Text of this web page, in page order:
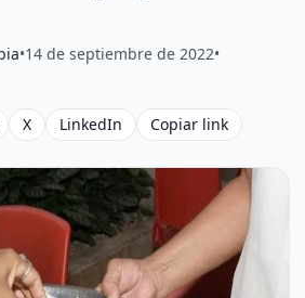
•14 de septiembre de 2022•
X LinkedIn Copiar link